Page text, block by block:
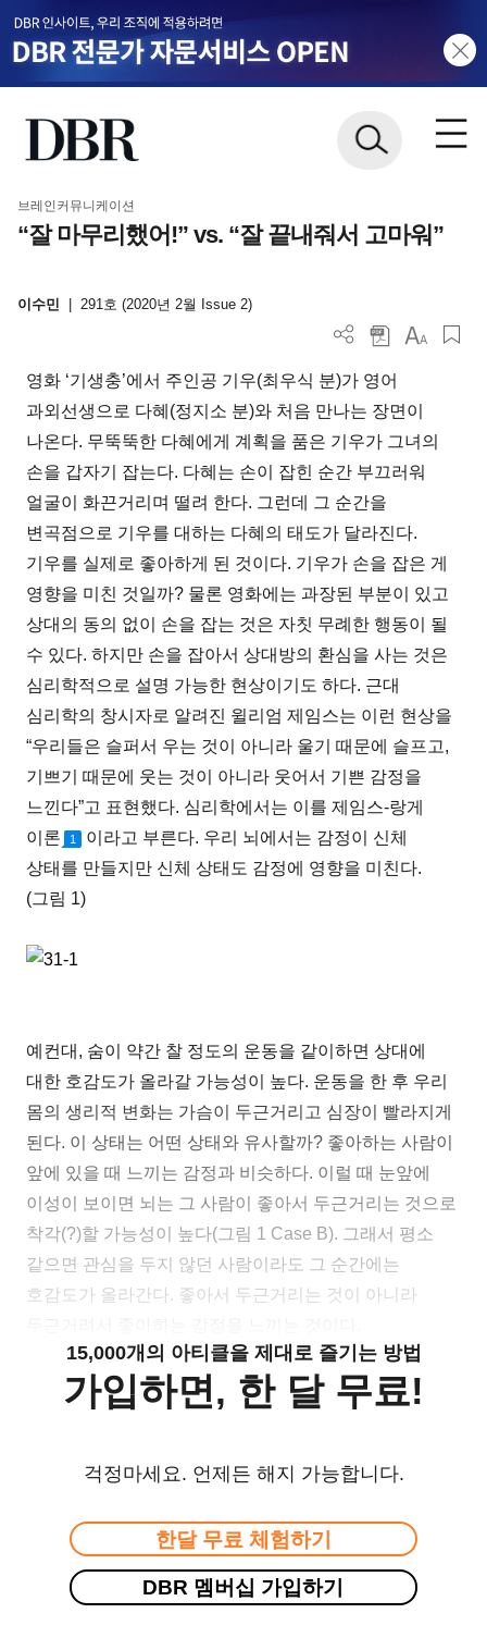
브레인커뮤니케이션
“잘 마무리했어!” vs. “잘 끝내줘서 고마워”
이수민 291호 (2020년 2월 Issue 2)
영화 ‘기생충’에서 주인공 기우(최우식 분)가 영어
과외선생으로 다혜(정지소 분)와 처음 만나는 장면이
나온다. 무뚝뚝한 다혜에게 계획을 품은 기우가 그녀의
손을 갑자기 잡는다. 다혜는 손이 잡힌 순간 부끄러워
얼굴이 화끈거리며 떨려 한다. 그런데 그 순간을
변곡점으로 기우를 대하는 다혜의 태도가 달라진다.
기우를 실제로 좋아하게 된 것이다. 기우가 손을 잡은 게
영향을 미친 것일까? 물론 영화에는 과장된 부분이 있고
상대의 동의 없이 손을 잡는 것은 자칫 무례한 행동이 될
수 있다. 하지만 손을 잡아서 상대방의 환심을 사는 것은
심리학적으로 설명 가능한 현상이기도 하다. 근대
심리학의 창시자로 알려진 윌리엄 제임스는 이런 현상을
“우리들은 슬퍼서 우는 것이 아니라 울기 때문에 슬프고,
기쁘기 때문에 웃는 것이 아니라 웃어서 기쁜 감정을
느낀다”고 표현했다. 심리학에서는 이를 제임스-랑게
이론
1
이라고 부른다. 우리 뇌에서는 감정이 신체
상태를 만들지만 신체 상태도 감정에 영향을 미친다.
(그림 1)
예컨대, 숨이 약간 찰 정도의 운동을 같이하면 상대에
대한 호감도가 올라갈 가능성이 높다. 운동을 한 후 우리
몸의 생리적 변화는 가슴이 두근거리고 심장이 빨라지게
된다. 이 상태는 어떤 상태와 유사할까? 좋아하는 사람이
앞에 있을 때 느끼는 감정과 비슷하다. 이럴 때 눈앞에
이성이 보이면 뇌는 그 사람이 좋아서 두근거리는 것으로
착각(?)할 가능성이 높다(그림 1 Case B). 그래서 평소
같으면 관심을 두지 않던 사람이라도 그 순간에는
호감도가 올라간다. 좋아서 두근거리는 것이 아니라
15,000개의 아티클을 제대로 즐기는 방법
가입하면, 한 달 무료!
걱정마세요. 언제든 해지 가능합니다.
한달 무료 체험하기
DBR 멤버십 가입하기